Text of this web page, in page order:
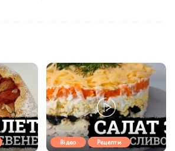
Відео Рецепти